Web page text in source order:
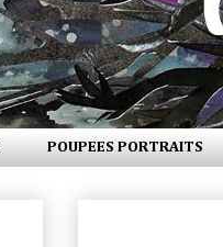
POUPEES PORTRAITS